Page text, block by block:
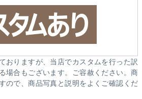
おりますが、当店でカスタムを行った訳
場合もございます。ご容赦ください。商
ので、商品写真と説明をよくご確認くだ